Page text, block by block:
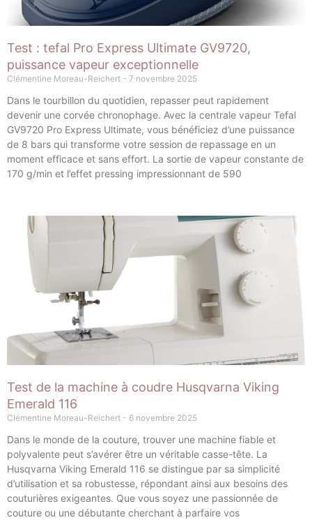
Test : tefal Pro Express Ultimate GV9720,
puissance vapeur exceptionnelle
Clémentine Moreau-Reichert 7 novembre 2025
Dans le tourbillon du quotidien, repasser peut rapidement
devenir une corvée chronophage. Avec la centrale vapeur Tefal
GV9720 Pro Express Ultimate, vous bénéficiez d’une puissance
de 8 bars qui transforme votre session de repassage en un
moment efficace et sans effort. La sortie de vapeur constante de
170 g/min et l’effet pressing impressionnant de 590
Test de la machine à coudre Husqvarna Viking
Emerald 116
Clémentine Moreau-Reichert 6 novembre 2025
Dans le monde de la couture, trouver une machine fiable et
polyvalente peut s’avérer être un véritable casse-tête. La
Husqvarna Viking Emerald 116 se distingue par sa simplicité
d’utilisation et sa robustesse, répondant ainsi aux besoins des
couturières exigeantes. Que vous soyez une passionnée de
couture ou une débutante cherchant à parfaire vos